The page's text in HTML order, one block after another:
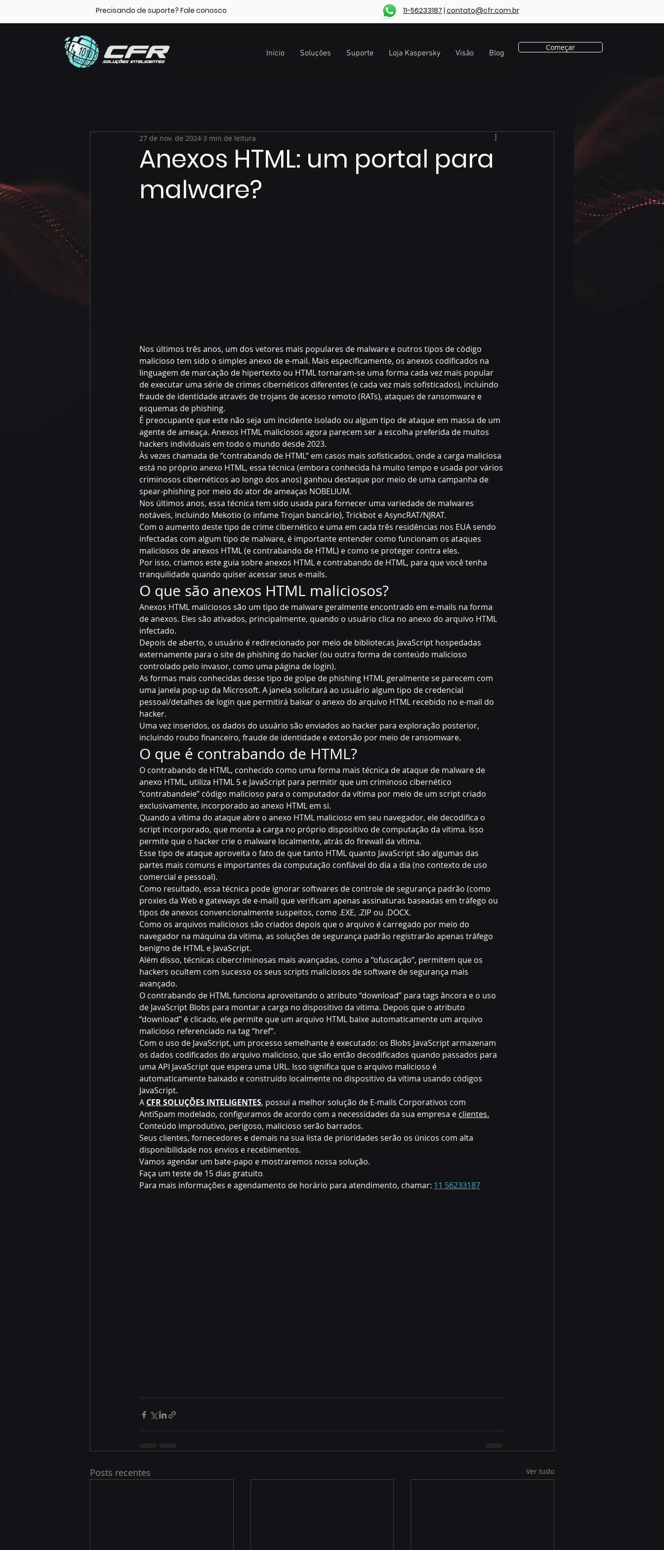
Precisando de suporte? Fale conosco 11-56233187 | contato@cfr.com.br
Início Soluções Suporte Loja Kaspersky Visão Blog
Começar
Anexos HTML: um portal para
malware?
27 de nov. de 2024 3 min de leitura
Nos últimos três anos, um dos vetores mais populares de malware e outros tipos de código
malicioso tem sido o simples anexo de e-mail. Mais especificamente, os anexos codificados na
linguagem de marcação de hipertexto ou HTML tornaram-se uma forma cada vez mais popular
de executar uma série de crimes cibernéticos diferentes (e cada vez mais sofisticados), incluindo
fraude de identidade através de trojans de acesso remoto (RATs), ataques de ransomware e
esquemas de phishing.
É preocupante que este não seja um incidente isolado ou algum tipo de ataque em massa de um
agente de ameaça. Anexos HTML maliciosos agora parecem ser a escolha preferida de muitos
hackers individuais em todo o mundo desde 2023.
Às vezes chamada de “contrabando de HTML” em casos mais sofisticados, onde a carga maliciosa
está no próprio anexo HTML, essa técnica (embora conhecida há muito tempo e usada por vários
criminosos cibernéticos ao longo dos anos) ganhou destaque por meio de uma campanha de
spear-phishing por meio do ator de ameaças NOBELIUM.
Nos últimos anos, essa técnica tem sido usada para fornecer uma variedade de malwares
notáveis, incluindo Mekotio (o infame Trojan bancário), Trickbot e AsyncRAT/NJRAT.
Com o aumento deste tipo de crime cibernético e uma em cada três residências nos EUA sendo
infectadas com algum tipo de malware, é importante entender como funcionam os ataques
maliciosos de anexos HTML (e contrabando de HTML) e como se proteger contra eles.
Por isso, criamos este guia sobre anexos HTML e contrabando de HTML, para que você tenha
tranquilidade quando quiser acessar seus e-mails.
O que são anexos HTML maliciosos?
Anexos HTML maliciosos são um tipo de malware geralmente encontrado em e-mails na forma
de anexos. Eles são ativados, principalmente, quando o usuário clica no anexo do arquivo HTML
infectado.
Depois de aberto, o usuário é redirecionado por meio de bibliotecas JavaScript hospedadas
externamente para o site de phishing do hacker (ou outra forma de conteúdo malicioso
controlado pelo invasor, como uma página de login).
As formas mais conhecidas desse tipo de golpe de phishing HTML geralmente se parecem com
uma janela pop-up da Microsoft. A janela solicitará ao usuário algum tipo de credencial
pessoal/detalhes de login que permitirá baixar o anexo do arquivo HTML recebido no e-mail do
hacker.
Uma vez inseridos, os dados do usuário são enviados ao hacker para exploração posterior,
incluindo roubo financeiro, fraude de identidade e extorsão por meio de ransomware.
O que é contrabando de HTML?
O contrabando de HTML, conhecido como uma forma mais técnica de ataque de malware de
anexo HTML, utiliza HTML 5 e JavaScript para permitir que um criminoso cibernético
“contrabandeie” código malicioso para o computador da vítima por meio de um script criado
exclusivamente, incorporado ao anexo HTML em si.
Quando a vítima do ataque abre o anexo HTML malicioso em seu navegador, ele decodifica o
script incorporado, que monta a carga no próprio dispositivo de computação da vítima. Isso
permite que o hacker crie o malware localmente, atrás do firewall da vítima.
Esse tipo de ataque aproveita o fato de que tanto HTML quanto JavaScript são algumas das
partes mais comuns e importantes da computação confiável do dia a dia (no contexto de uso
comercial e pessoal).
Como resultado, essa técnica pode ignorar softwares de controle de segurança padrão (como
proxies da Web e gateways de e-mail) que verificam apenas assinaturas baseadas em tráfego ou
tipos de anexos convencionalmente suspeitos, como .EXE, .ZIP ou .DOCX.
Como os arquivos maliciosos são criados depois que o arquivo é carregado por meio do
navegador na máquina da vítima, as soluções de segurança padrão registrarão apenas tráfego
benigno de HTML e JavaScript.
Além disso, técnicas cibercriminosas mais avançadas, como a “ofuscação”, permitem que os
hackers ocultem com sucesso os seus scripts maliciosos de software de segurança mais
avançado.
O contrabando de HTML funciona aproveitando o atributo “download” para tags âncora e o uso
de JavaScript Blobs para montar a carga no dispositivo da vítima. Depois que o atributo
“download” é clicado, ele permite que um arquivo HTML baixe automaticamente um arquivo
malicioso referenciado na tag “href”.
Com o uso de JavaScript, um processo semelhante é executado: os Blobs JavaScript armazenam
os dados codificados do arquivo malicioso, que são então decodificados quando passados ​​para
uma API JavaScript que espera uma URL. Isso significa que o arquivo malicioso é
automaticamente baixado e construído localmente no dispositivo da vítima usando códigos
JavaScript.
A CFR SOLUÇÕES INTELIGENTES, possui a melhor solução de E-mails Corporativos com
AntiSpam modelado, configuramos de acordo com a necessidades da sua empresa e clientes.
Conteúdo improdutivo, perigoso, malicioso serão barrados.
Seus clientes, fornecedores e demais na sua lista de prioridades serão os únicos com alta
disponibilidade nos envios e recebimentos.
Vamos agendar um bate-papo e mostraremos nossa solução.
Faça um teste de 15 dias gratuito.
Para mais informações e agendamento de horário para atendimento, chamar: 11 56233187
Posts recentes Ver tudo